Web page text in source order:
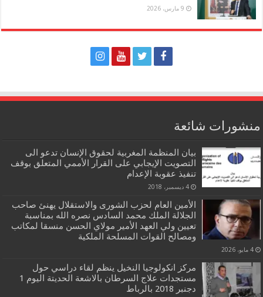
9 مارس، 2026
منشورات شائعة
بيان المنظمة المغربية لحقوق الإنسان تدعو الى
التصويت الإيجابي على القرار الأممي المتعلق بوقف
تنفيذ عقوبة الإعدام
4 ديسمبر، 2018
الأمين العام لحزب الشورى والاستقلال يهنئ صاحب
الجلالة الملك محمد السادس نصره الله بمناسبة
تعيين ولي العهد الأمير مولاي الحسن منسقا لمكاتب
ومصالح القوات المسلحة الملكية
4 مايو، 2026
مركز انكولوجيا النخيل ينظم لقاء دراسي حول
مستجدات علاج السرطان بالاشعة الحديتة اليوم 1
دجنبر 2018 بالرباط